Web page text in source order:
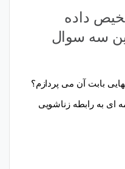
داده
سه سوال
بابت آن می پردازم؟
ای به رابطه زناشویی